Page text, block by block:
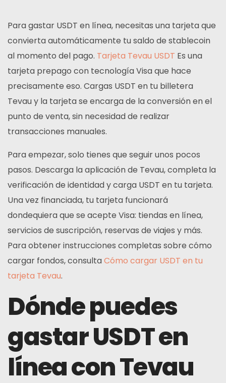
Para gastar USDT en línea, necesitas una tarjeta que
convierta automáticamente tu saldo de stablecoin
al momento del pago. Tarjeta Tevau USDT Es una
tarjeta prepago con tecnología Visa que hace
precisamente eso. Cargas USDT en tu billetera
Tevau y la tarjeta se encarga de la conversión en el
punto de venta, sin necesidad de realizar
transacciones manuales.
Para empezar, solo tienes que seguir unos pocos
pasos. Descarga la aplicación de Tevau, completa la
verificación de identidad y carga USDT en tu tarjeta.
Una vez financiada, tu tarjeta funcionará
dondequiera que se acepte Visa: tiendas en línea,
servicios de suscripción, reservas de viajes y más.
Para obtener instrucciones completas sobre cómo
cargar fondos, consultaCómo cargar USDT en tu
tarjeta Tevau.
Dónde puedes
gastar USDT en
línea con Tevau